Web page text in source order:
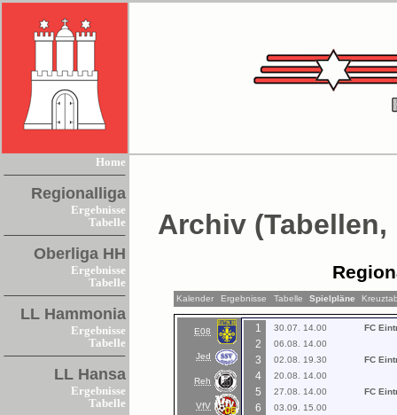
Home
Regionalliga
Ergebnisse
Tabelle
Oberliga HH
Ergebnisse
Tabelle
LL Hammonia
Ergebnisse
Tabelle
LL Hansa
Ergebnisse
Tabelle
Archiv
Kalender Ergebnisse Tabelle Spielpläne
E08
Jed
Reh
VfV
1 30.07. 14.00 FC
2 06.08. 14.00
3 02.08. 19.30 FC
4 20.08. 14.00
5 27.08. 14.00 FC
6 03.09. 15.00